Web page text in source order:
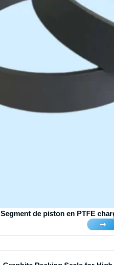
Segment de piston en PTFE